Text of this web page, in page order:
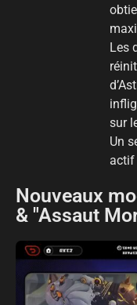
Les
sur
Un
actif
Nouveaux
& "Assaut